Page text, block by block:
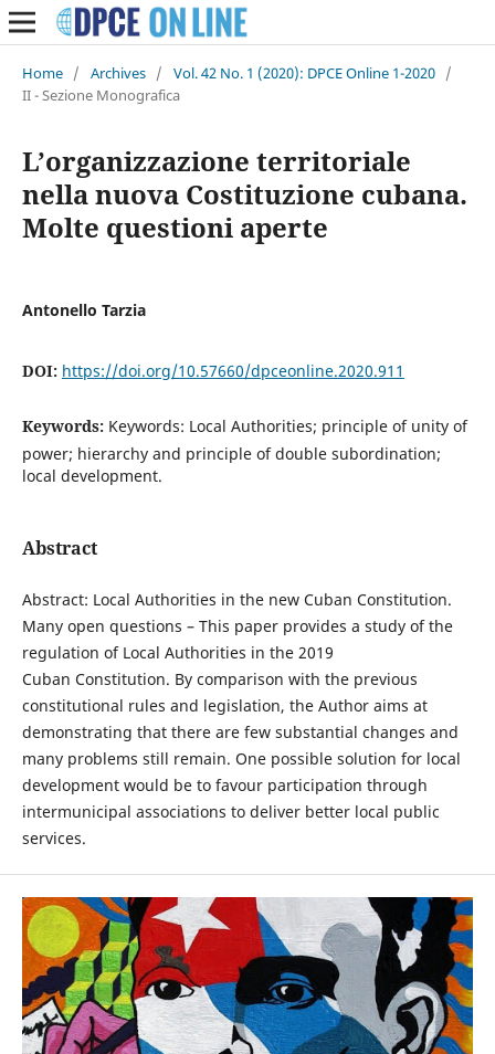
Home / Archives / Vol. 42 No. 1 (2020): DPCE Online 1-2020 /
II - Sezione Monografica
L’organizzazione territoriale
nella nuova Costituzione cubana.
Molte questioni aperte
Antonello Tarzia
DOI: https://doi.org/10.57660/dpceonline.2020.911
Keywords: Keywords: Local Authorities; principle of unity of
power; hierarchy and principle of double subordination;
local development.
Abstract
Abstract: Local Authorities in the new Cuban Constitution.
Many open questions – This paper provides a study of the
regulation of Local Authorities in the 2019
Cuban Constitution. By comparison with the previous
constitutional rules and legislation, the Author aims at
demonstrating that there are few substantial changes and
many problems still remain. One possible solution for local
development would be to favour participation through
intermunicipal associations to deliver better local public
services.